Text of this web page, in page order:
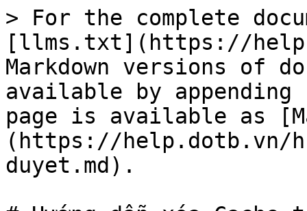
> For the complete
[llms.txt](https://
Markdown versions of
available by
page is available as
(https://help.dotb.vn/
duyet.md).